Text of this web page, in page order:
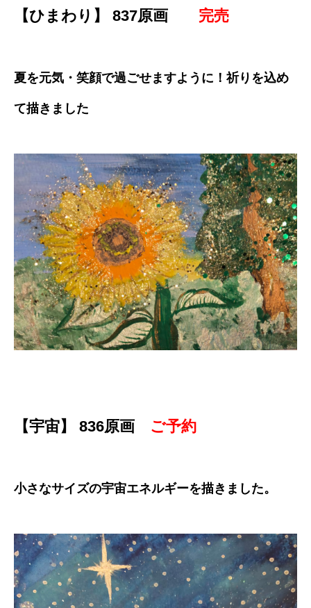
【ひまわり】 837原画 完売
夏を元気・笑顔で過ごせますように！祈りを込め
て描きました
【宇宙】 836原画 ご予約
小さなサイズの宇宙エネルギーを描きました。